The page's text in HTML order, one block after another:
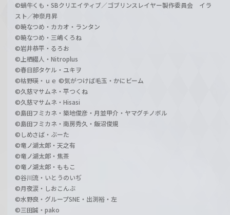
©蝸牛くも・SBクリエイティブ／ゴブリンスレイヤー製作委員会 イラ
スト／神奈月昇
©暁なつめ・カカオ・ランタン
©暁なつめ・三嶋くろね
©岩井恭平・るろお
©上栖綴人・Nitroplus
©春日部タケル・ユキヲ
©枯野瑛・ｕｅ ©気がつけば毛玉・かにビーム
©久慈マサムネ・平つくね
©久慈マサムネ・Hisasi
©島田フミカネ・築地俊彦・月並甲介・ヤマグチノボル
©島田フミカネ・南房秀久・飯沼俊規
©しめさば・ぶーた
©竜ノ湖太郎・天之有
©竜ノ湖太郎・焦茶
©竜ノ湖太郎・ももこ
©谷川流・いとうのいぢ
©月夜涙・しおこんぶ
©水野良・グループSNE・出渕裕・左
©三田誠・pako